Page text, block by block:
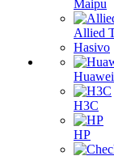
Maipu
Allied
Hasivo
Huawei
H3C
HP